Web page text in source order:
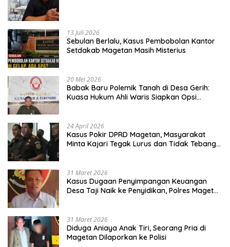
13 Juli 2026
Sebulan Berlalu, Kasus Pembobolan Kantor
Setdakab Magetan Masih Misterius
20 Mei 2026
Babak Baru Polemik Tanah di Desa Gerih:
Kuasa Hukum Ahli Waris Siapkan Opsi
24 April 2026
Kasus Pokir DPRD Magetan, Masyarakat
Minta Kajari Tegak Lurus dan Tidak Tebang
31 Maret 2026
Kasus Dugaan Penyimpangan Keuangan
Desa Taji Naik ke Penyidikan, Polres Magetan
31 Maret 2026
Diduga Aniaya Anak Tiri, Seorang Pria di
Magetan Dilaporkan ke Polisi